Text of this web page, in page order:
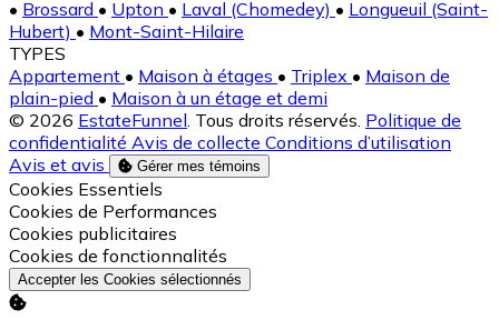
• Brossard • Upton • Laval (Chomedey) • Longueuil (Saint-
Hubert) • Mont-Saint-Hilaire
TYPES
Appartement • Maison à étages • Triplex • Maison de
plain-pied • Maison à un étage et demi
© 2026 EstateFunnel. Tous droits réservés. Politique de
confidentialité Avis de collecte Conditions d’utilisation
Avis et avis
Gérer mes témoins
Activer
Cookies Essentiels
Activer
Cookies de Performances
Activer
Cookies publicitaires
Activer
Cookies de fonctionnalités
Accepter les Cookies sélectionnés